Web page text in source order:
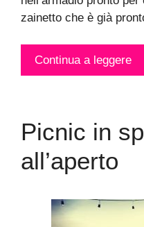
zainetto che è già
Continua a leggere
Picnic in
all’aperto